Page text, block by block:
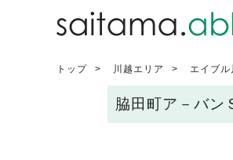
トップ 川越エリア エイブル
脇田町ア－バン